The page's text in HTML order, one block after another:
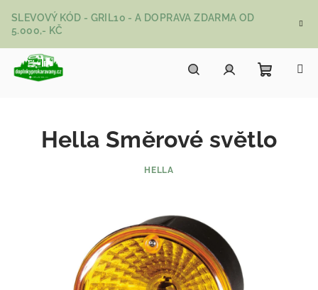
SLEVOVÝ KÓD - GRIL10 - A DOPRAVA ZDARMA OD
5.000,- KČ
Hella Směrové světlo
HELLA